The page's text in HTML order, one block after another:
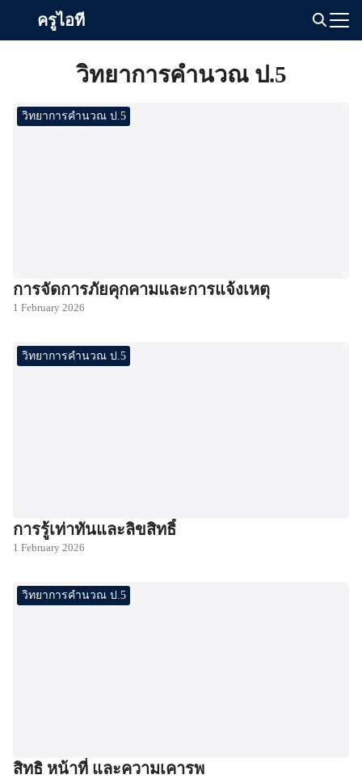
ครูไอที
วิทยาการคำนวณ ป.5
วิทยาการคำนวณ ป.5
การจัดการภัยคุกคามและการแจ้งเหตุ
1 February 2026
วิทยาการคำนวณ ป.5
การรู้เท่าทันและลิขสิทธิ์
1 February 2026
วิทยาการคำนวณ ป.5
สิทธิ หน้าที่ และความเคารพ